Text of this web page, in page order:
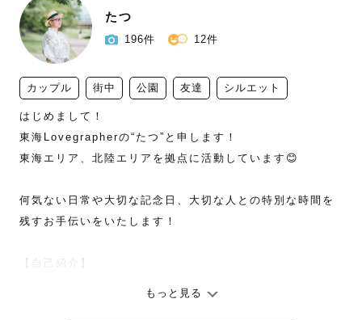
たつ
196件 12件
カップル 街中 公園 友達 シルエット
はじめまして！
東海Lovegrapherの“たつ”と申します！
東海エリア、北陸エリアを拠点に活動しています😊
何気ない日常や大切な記念日、大切な人との特別な時間を
残すお手伝いをいたします！
【自己紹介】
もっと見る